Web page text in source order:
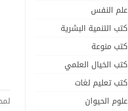
علم النفس
كتب التنمية البشرية
كتب منوعة
كتب الخيال العلمي
كتب تعليم لغات
علوم الحيوان